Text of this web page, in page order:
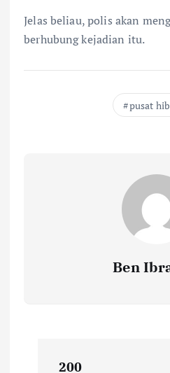
Jelas beliau, polis akan
berhubung kejadian itu.
pusat
Ben
200